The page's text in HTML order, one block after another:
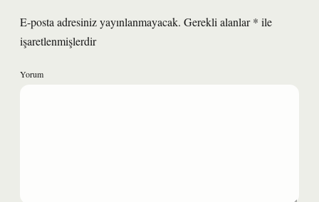
E-posta adresiniz yayınlanmayacak. Gerekli alanlar* ile
işaretlenmişlerdir
Yorum